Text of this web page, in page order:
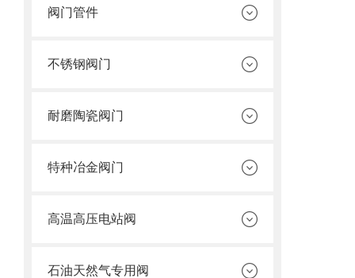
阀门管件
不锈钢阀门
耐磨陶瓷阀门
特种冶金阀门
高温高压电站阀
石油天然气专用阀